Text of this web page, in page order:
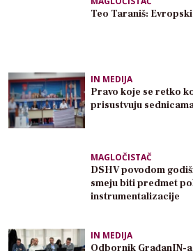
Teo Taraniš:
IN MEDIJA
Pravo koje se retko
prisustvuju
MAGLOČISTAČ
DSHV povodom
smeju biti predmet
instrumentalizacije
IN MEDIJA
Odbornik GrađanIN-